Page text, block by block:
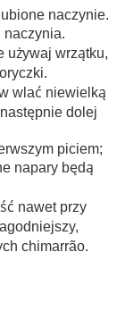
naczynie.
naczynia.
używaj wrzątku,
wlać niewielką
dolej
piciem;
napary będą
nawet przy
chimarrão.